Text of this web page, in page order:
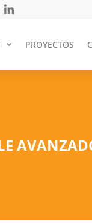
PROYECTOS